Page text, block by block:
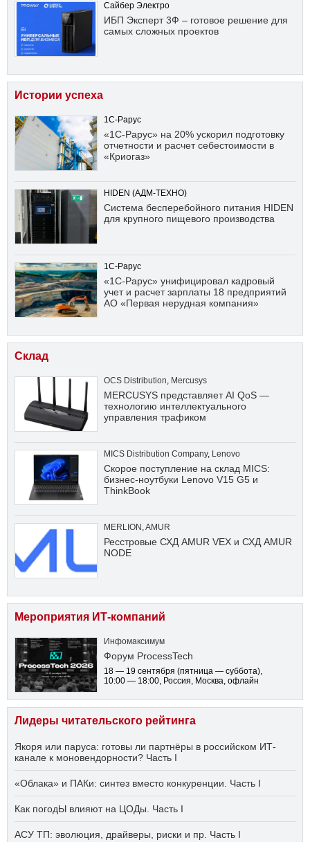
Сайбер Электро
ИБП Эксперт 3Ф – готовое решение для
самых сложных проектов
Истории успеха
1С-Рарус
«1С-Рарус» на 20% ускорил подготовку
отчетности и расчет себестоимости в
«Криогаз»
HIDEN (АДМ-ТЕХНО)
Система бесперебойного питания HIDEN
для крупного пищевого производства
1С-Рарус
«1С-Рарус» унифицировал кадровый
учет и расчет зарплаты 18 предприятий
АО «Первая нерудная компания»
Склад
OCS Distribution Mercusys
MERCUSYS представляет AI QoS —
технологию интеллектуального
управления трафиком
MICS Distribution Company, Lenovo
Скорое поступление на склад MICS:
бизнес-ноутбуки Lenovo V15 G5 и
ThinkBook
MERLION AMUR
Ресстровые СХД AMUR VEX и СХД AMUR
NODE
Мероприятия ИТ-компаний
Инфомаксимум
Форум ProcessTech
18 — 19 сентября (пятница — суббота),
10:00 — 18:00, Россия, Москва, офлайн
Лидеры читательского рейтинга
Якоря или паруса: готовы ли партнёры в российском ИТ-
канале к моновендорности? Часть I
«Облака» и ПАКи: синтез вместо конкуренции. Часть I
Как погодЫ влияют на ЦОДы. Часть I
АСУ ТП: эволюция, драйверы, риски и пр. Часть I